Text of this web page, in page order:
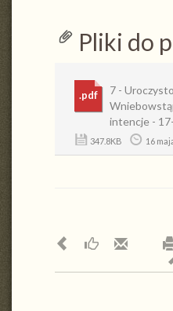
Pliki do
.pdf
7 -
intencje -
347.8KB 16